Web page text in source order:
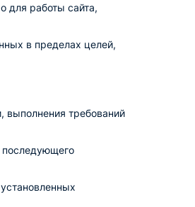
для работы сайта,
в пределах целей,
выполнения требований
последующего